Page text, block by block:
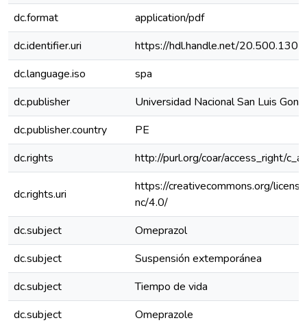
dc.format
application/pdf
dc.identifier.uri
https://hdl.handle.net/
dc.language.iso
spa
dc.publisher
Universidad Nacional San Luis
dc.publisher.country
PE
dc.rights
http://purl.org/coar/access_right/
dc.rights.uri
https://creativecommons.org/
nc/4.0/
dc.subject
Omeprazol
dc.subject
Suspensión extemporánea
dc.subject
Tiempo de vida
dc.subject
Omeprazole